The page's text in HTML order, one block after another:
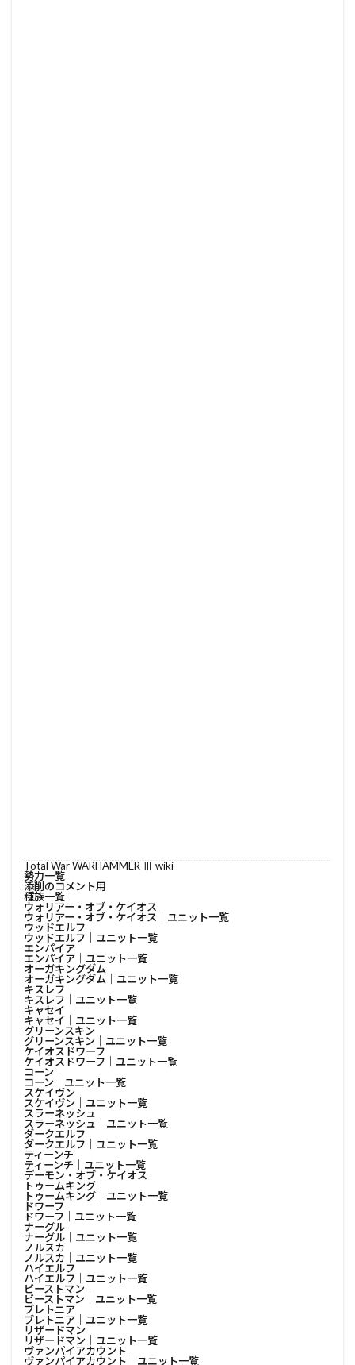
Total War WARHAMMER Ⅲ wiki
勢力一覧
添削のコメント用
種族一覧
ウォリアー・オブ・ケイオス
ウォリアー・オブ・ケイオス│ユニット一覧
ウッドエルフ
ウッドエルフ│ユニット一覧
エンパイア
エンパイア│ユニット一覧
オーガキングダム
オーガキングダム│ユニット一覧
キスレフ
キスレフ│ユニット一覧
キャセイ
キャセイ│ユニット一覧
グリーンスキン
グリーンスキン│ユニット一覧
ケイオスドワーフ
ケイオスドワーフ│ユニット一覧
コーン
コーン│ユニット一覧
スケイヴン
スケイヴン│ユニット一覧
スラーネッシュ
スラーネッシュ│ユニット一覧
ダークエルフ
ダークエルフ│ユニット一覧
ティーンチ
ティーンチ│ユニット一覧
デーモン・オブ・ケイオス
トゥームキング
トゥームキング│ユニット一覧
ドワーフ
ドワーフ│ユニット一覧
ナーグル
ナーグル│ユニット一覧
ノルスカ
ノルスカ│ユニット一覧
ハイエルフ
ハイエルフ│ユニット一覧
ビーストマン
ビーストマン│ユニット一覧
ブレトニア
ブレトニア│ユニット一覧
リザードマン
リザードマン│ユニット一覧
ヴァンパイアカウント
ヴァンパイアカウント│ユニット一覧